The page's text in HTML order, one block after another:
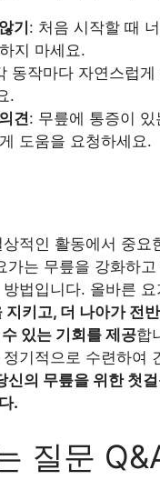
기 : 처음 시작할 때
지 마세요.
동작마다 자연스럽게
.
견: 무릎에 통증이 있
도움을 요청하세요.
적인 활동에서 중요
가는 무릎을 강화하고
법입니다. 올바른
지키고, 더 나아가 전
있는 기회를 제공합
기적으로 수련하여
신의 무릎을 위한 첫
.
질문